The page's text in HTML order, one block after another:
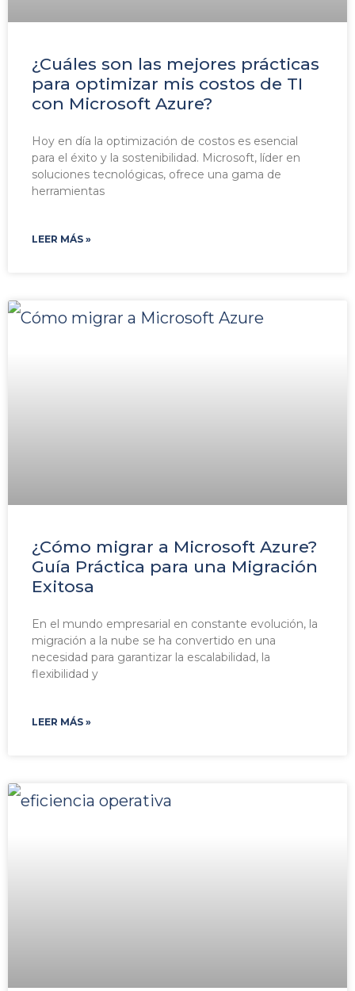
¿Cuáles son las mejores prácticas
para optimizar mis costos de TI
con Microsoft Azure?
Hoy en día la optimización de costos es esencial
para el éxito y la sostenibilidad. Microsoft, líder en
soluciones tecnológicas, ofrece una gama de
herramientas
LEER MÁS »
¿Cómo migrar a Microsoft Azure?
Guía Práctica para una Migración
Exitosa
En el mundo empresarial en constante evolución, la
migración a la nube se ha convertido en una
necesidad para garantizar la escalabilidad, la
flexibilidad y
LEER MÁS »